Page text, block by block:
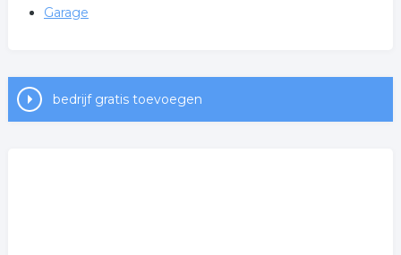
Garage
bedrijf gratis toevoegen